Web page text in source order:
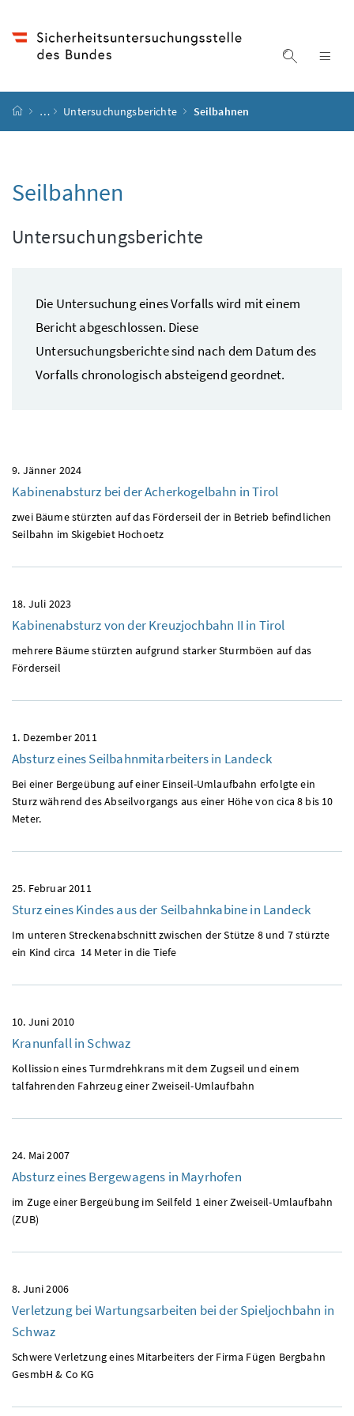
Suche
Startseite
… Untersuchungsberichte Seilbahnen
Seilbahnen
Untersuchungsberichte
Die Untersuchung eines Vorfalls wird mit einem
Bericht abgeschlossen. Diese
Untersuchungsberichte sind nach dem Datum des
Vorfalls chronologisch absteigend geordnet.
9. Jänner 2024
Kabinenabsturz bei der Acherkogelbahn in Tirol
zwei Bäume stürzten auf das Förderseil der in Betrieb befindlichen
Seilbahn im Skigebiet Hochoetz
18. Juli 2023
Kabinenabsturz von der Kreuzjochbahn II in Tirol
mehrere Bäume stürzten aufgrund starker Sturmböen auf das
Förderseil
1. Dezember 2011
Absturz eines Seilbahnmitarbeiters in Landeck
Bei einer Bergeübung auf einer Einseil-Umlaufbahn erfolgte ein
Sturz während des Abseilvorgangs aus einer Höhe von cica 8 bis 10
Meter.
25. Februar 2011
Sturz eines Kindes aus der Seilbahnkabine in Landeck
Im unteren Streckenabschnitt zwischen der Stütze 8 und 7 stürzte
ein Kind circa 14 Meter in die Tiefe
10. Juni 2010
Kranunfall in Schwaz
Kollission eines Turmdrehkrans mit dem Zugseil und einem
talfahrenden Fahrzeug einer Zweiseil-Umlaufbahn
24. Mai 2007
Absturz eines Bergewagens in Mayrhofen
im Zuge einer Bergeübung im Seilfeld 1 einer Zweiseil-Umlaufbahn
(ZUB)
8. Juni 2006
Verletzung bei Wartungsarbeiten bei der Spieljochbahn in
Schwaz
Schwere Verletzung eines Mitarbeiters der Firma Fügen Bergbahn
GesmbH & Co KG